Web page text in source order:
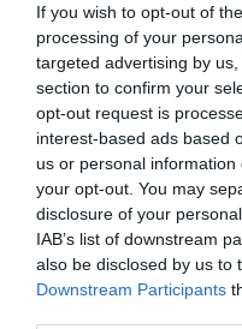
If you wish to opt-out of
processing of your
targeted advertising by
section to confirm your
opt-out request is
interest-based ads based
us or personal
your opt-out. You may
disclosure of your
IAB’s list of downstream
also be disclosed by us to
Downstream Participants
σχετικά με την
δημόσιων
ότι οι
δεν λειτουργούν,
να ανταγωνιστεί
δήλωσε.«Η
ανυπομονώ για
να κερδίσει το
Ο Mamdani